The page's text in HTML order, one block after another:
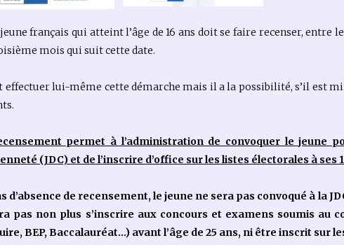
français qui atteint l’âge de 16 ans doit se faire recenser,
mois qui suit cette date.
effectuer lui-même cette démarche mais il a la possibilité, s’il est
permet à l’administration de convoquer le jeune
(JDC) et de l’inscrire d’office sur les listes électorales à ses
d’absence de recensement, le jeune ne sera pas convoqué à la
pas non plus s’inscrire aux concours et examens soumis au
BEP, Baccalauréat…) avant l’âge de 25 ans, ni être inscrit sur